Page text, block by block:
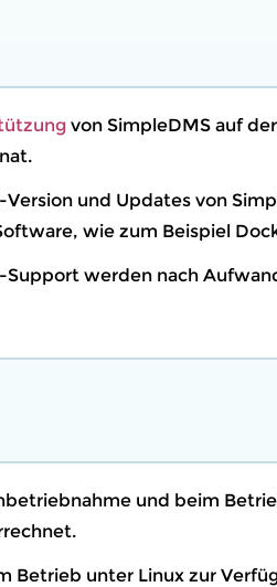
von SimpleDMS auf
und Updates von
wie zum Beispiel
werden nach
und beim
Betrieb unter Linux zur